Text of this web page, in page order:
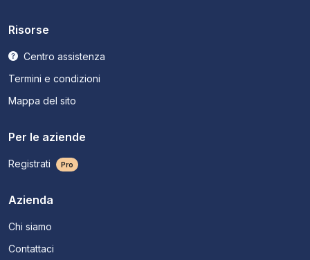
Risorse
Centro assistenza
Termini e condizioni
Mappa del sito
Per le aziende
Registrati Pro
Azienda
Chi siamo
Contattaci